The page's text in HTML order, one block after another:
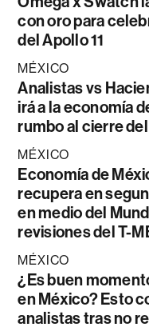
con oro para
del Apollo 11
MÉXICO
Analistas vs
irá a la economía
rumbo al cierre
MÉXICO
Economía de
recupera en
en medio del
revisiones del T-
MÉXICO
¿Es buen
en México? Esto
analistas tras no